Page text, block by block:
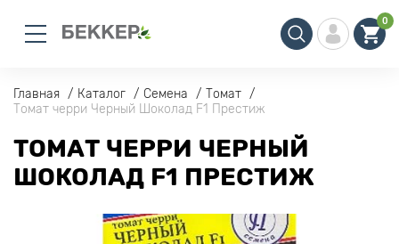
0
Главная Каталог Семена
Томат
Томат черри Черный Шоколад F1 Престиж
ТОМАТ ЧЕРРИ ЧЕРНЫЙ
ШОКОЛАД F1 ПРЕСТИЖ